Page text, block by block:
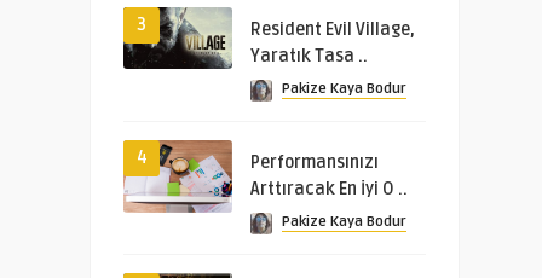
3
Resident Evil Village,
Yaratık Tasa ..
Pakize Kaya Bodur
4
Performansınızı
Arttıracak En İyi O ..
Pakize Kaya Bodur